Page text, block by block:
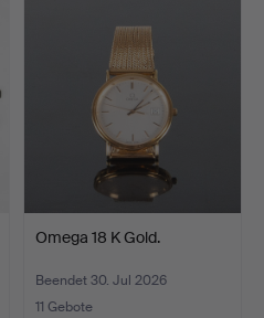
Omega 18 K Gold.
Beendet 30. Jul 2026
11 Gebote